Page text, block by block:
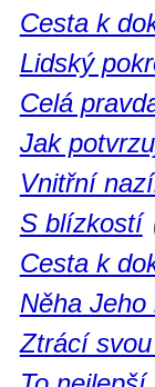
Cesta k
Lidský
Celá
Jak
Vnitřní
S blízkostí
Cesta k
Něha Jeho
Ztrácí